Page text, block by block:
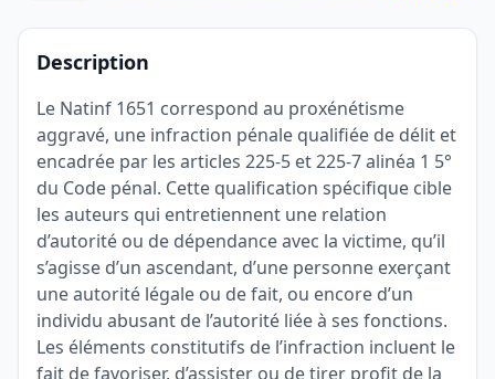
Description
Le Natinf 1651 correspond au proxénétisme
aggravé, une infraction pénale qualifiée de délit et
encadrée par les articles 225-5 et 225-7 alinéa 1 5°
du Code pénal. Cette qualification spécifique cible
les auteurs qui entretiennent une relation
d’autorité ou de dépendance avec la victime, qu’il
s’agisse d’un ascendant, d’une personne exerçant
une autorité légale ou de fait, ou encore d’un
individu abusant de l’autorité liée à ses fonctions.
Les éléments constitutifs de l’infraction incluent le
fait de favoriser, d’assister ou de tirer profit de la